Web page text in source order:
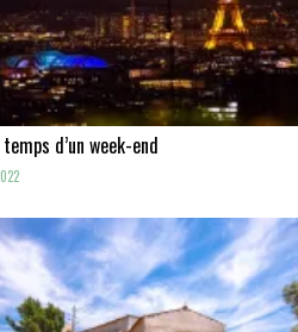
d’un week-end